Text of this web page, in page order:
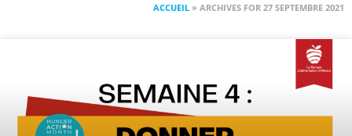
ACCUEIL » ARCHIVES FOR 27 SEPTEMBRE 2021